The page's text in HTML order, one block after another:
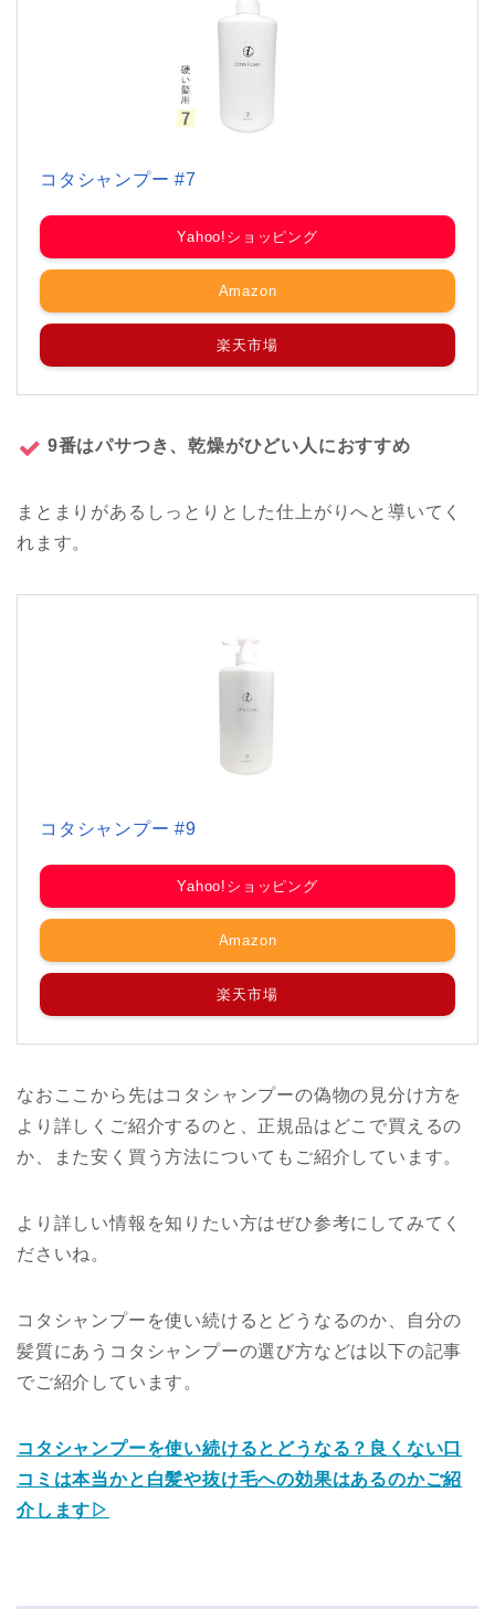
コタシャンプー #7
Yahoo!ショッピング
Amazon
楽天市場
9番はパサつき、乾燥がひどい人におすすめ
まとまりがあるしっとりとした仕上がりへと導いてく
れます。
コタシャンプー #9
Yahoo!ショッピング
Amazon
楽天市場
なおここから先はコタシャンプーの偽物の見分け方を
より詳しくご紹介するのと、正規品はどこで買えるの
か、また安く買う方法についてもご紹介しています。
より詳しい情報を知りたい方はぜひ参考にしてみてく
ださいね。
コタシャンプーを使い続けるとどうなるのか、自分の
髪質にあうコタシャンプーの選び方などは以下の記事
でご紹介しています。
コタシャンプーを使い続けるとどうなる？良くない口
コミは本当かと白髪や抜け毛への効果はあるのかご紹
介します▷